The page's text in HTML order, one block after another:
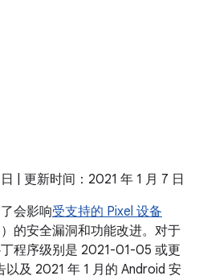
| 更新时间：2021 年 1 月 7 日
会影响受支持的 Pixel 设备
的安全漏洞和功能改进。对于
程序级别是 2021-01-05 或更
及 2021 年 1 月的 Android 安